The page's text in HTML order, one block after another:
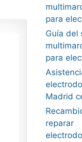
para
Guía del
para
Madrid
reparar